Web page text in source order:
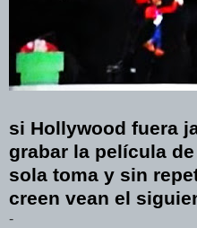
si Hollywood fuera
grabar la película
sola toma y sin
creen vean el
-